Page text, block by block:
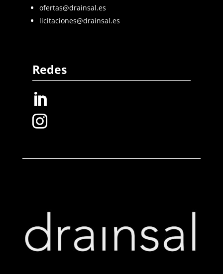
ofertas@drainsal.es
licitaciones@drainsal.es
Redes

